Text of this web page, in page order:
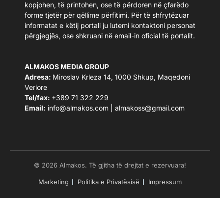
kopjohen, të printohen, ose të përdoren në çfarëdo
forme tjetër për qëllime përfitimi. Për të shfrytëzuar
informatat e këtij portali ju lutemi kontaktoni personat
përgjegjës, ose shkruani në email-in oficial të portalit.
ALMAKOS MEDIA GROUP
Adresa: Miroslav Krleza 14, 1000 Shkup, Maqedoni
Veriore
Tel/fax: +389 71 322 229
Email: info@almakos.com almakoss@gmail.com
© 2026 Almakos. Të gjitha të drejtat e rezervuara!
Marketing Politika e Privatësisë Impressum